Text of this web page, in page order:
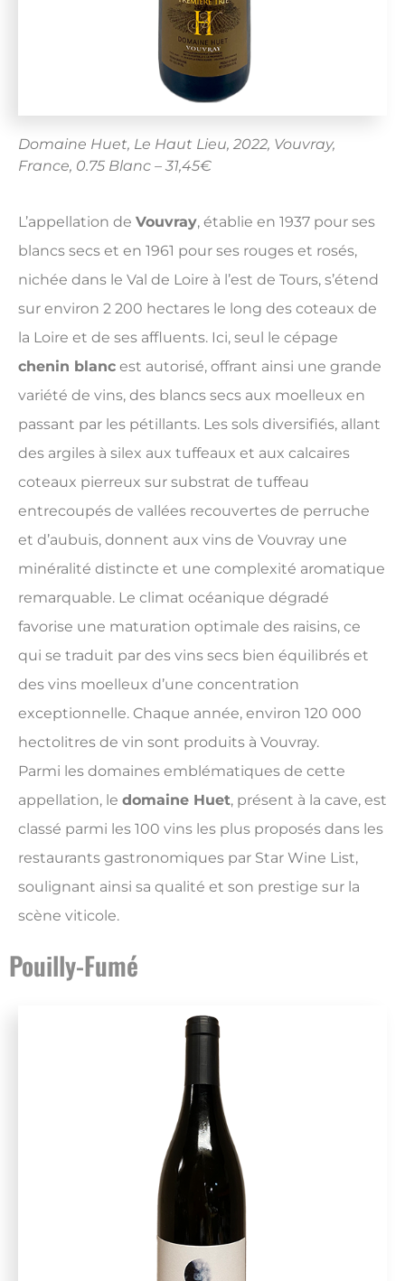
Domaine Huet, Le Haut Lieu, 2022, Vouvray,
France, 0.75 Blanc – 31,45€
L’appellation de Vouvray, établie en 1937 pour ses
blancs secs et en 1961 pour ses rouges et rosés,
nichée dans le Val de Loire à l’est de Tours, s’étend
sur environ 2 200 hectares le long des coteaux de
la Loire et de ses affluents. Ici, seul le cépage
chenin blanc est autorisé, offrant ainsi une grande
variété de vins, des blancs secs aux moelleux en
passant par les pétillants. Les sols diversifiés, allant
des argiles à silex aux tuffeaux et aux calcaires
coteaux pierreux sur substrat de tuffeau
entrecoupés de vallées recouvertes de perruche
et d’aubuis, donnent aux vins de Vouvray une
minéralité distincte et une complexité aromatique
remarquable. Le climat océanique dégradé
favorise une maturation optimale des raisins, ce
qui se traduit par des vins secs bien équilibrés et
des vins moelleux d’une concentration
exceptionnelle. Chaque année, environ 120 000
hectolitres de vin sont produits à Vouvray.
Parmi les domaines emblématiques de cette
appellation, le domaine Huet, présent à la cave, est
classé parmi les 100 vins les plus proposés dans les
restaurants gastronomiques par Star Wine List,
soulignant ainsi sa qualité et son prestige sur la
scène viticole.
Pouilly-Fumé